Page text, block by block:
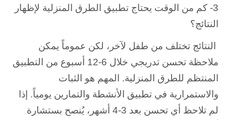
3- كم من الوقت يحتاج تطبيق الطرق المنزلية لإظهار
النتائج؟
النتائج تختلف من طفل لآخر، لكن عموماً يمكن
ملاحظة تحسن تدريجي خلال 6-12 أسبوع من التطبيق
المنتظم للطرق المنزلية. المهم هو الثبات
والاستمرارية في تطبيق الأنشطة والتمارين يومياً. إذا
لم تلاحظ أي تحسن بعد 3-4 أشهر، يُنصح بستشارة